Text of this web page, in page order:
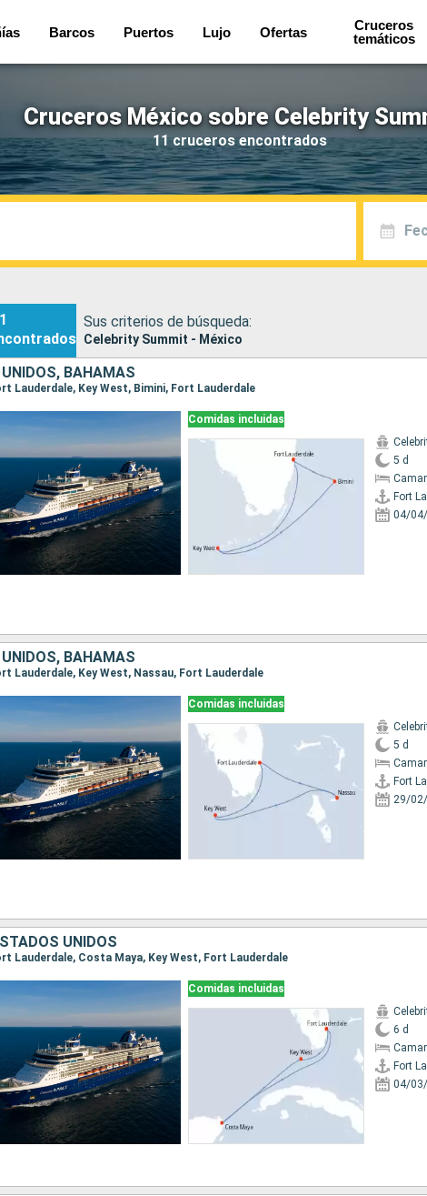
Barcos Puertos Lujo Ofertas
Cruceros
temáticos
Cruceros México sobre Celebrity
11 cruceros encontrados
Sus criterios de búsqueda:
Celebrity Summit - México
BAHAMAS
Lauderdale, Key West, Bimini, Fort Lauderdale
Comidas incluidas
5 d
Fort
04/
BAHAMAS
Lauderdale, Key West, Nassau, Fort Lauderdale
Comidas incluidas
5 d
Fort
29/
UNIDOS
Lauderdale, Costa Maya, Key West, Fort Lauderdale
Comidas incluidas
6 d
Fort
04/